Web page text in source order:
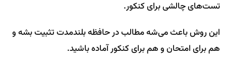
تست‌های چالشی برای کنکور.
این روش باعث می‌شه مطالب در حافظه بلندمدت تثبیت بشه و
هم برای امتحان و هم برای کنکور آماده باشید.